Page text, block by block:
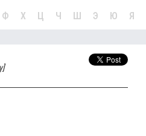
Ф Х Ц Ч Ш Э Ю Я